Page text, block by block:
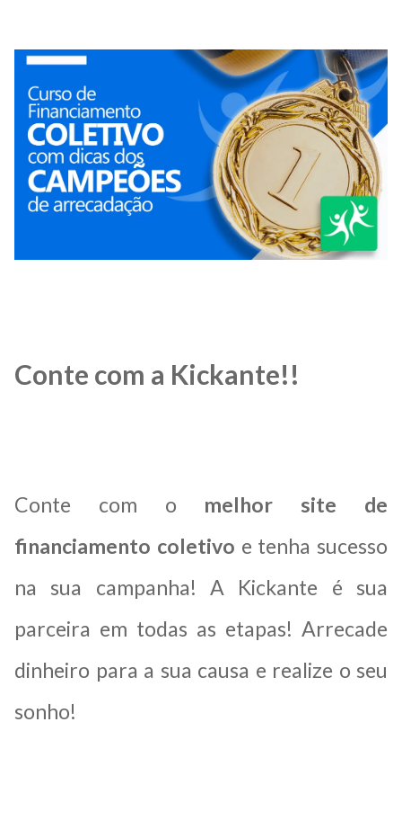
Conte com a Kickante!!
Conte com o melhor site de
financiamento coletivo e tenha sucesso
na sua campanha! A Kickante é sua
parceira em todas as etapas! Arrecade
dinheiro para a sua causa e realize o seu
sonho!